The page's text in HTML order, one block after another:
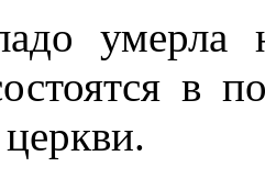
в